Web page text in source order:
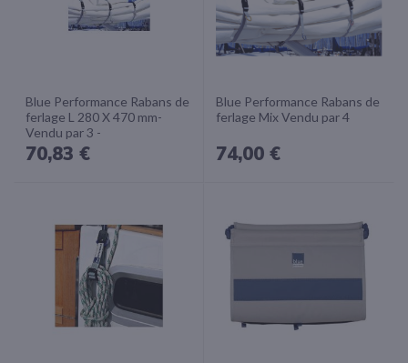
Blue Performance Rabans de
ferlage L 280 X 470 mm-
Vendu par 3 -
70,83 €
Blue Performance Rabans de
ferlage Mix Vendu par 4
74,00 €